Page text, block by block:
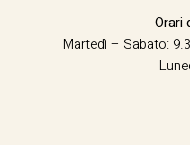
Orari
Martedì – Sabato: